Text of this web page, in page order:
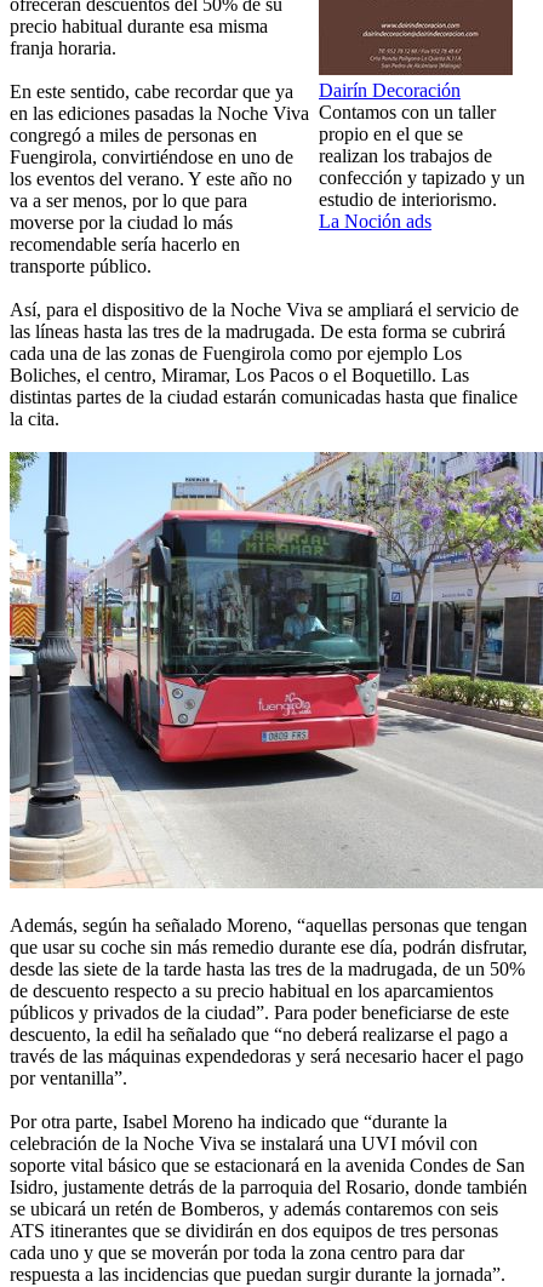
Dairín Decoración
Contamos con un taller
propio en el que se
realizan los trabajos de
confección y tapizado y un
estudio de interiorismo.
La Noción ads
ofrecerán descuentos del 50% de su
precio habitual durante esa misma
franja horaria.
En este sentido, cabe recordar que ya
en las ediciones pasadas la Noche Viva
congregó a miles de personas en
Fuengirola, convirtiéndose en uno de
los eventos del verano. Y este año no
va a ser menos, por lo que para
moverse por la ciudad lo más
recomendable sería hacerlo en
transporte público.
Así, para el dispositivo de la Noche Viva se ampliará el servicio de
las líneas hasta las tres de la madrugada. De esta forma se cubrirá
cada una de las zonas de Fuengirola como por ejemplo Los
Boliches, el centro, Miramar, Los Pacos o el Boquetillo. Las
distintas partes de la ciudad estarán comunicadas hasta que finalice
la cita.
Además, según ha señalado Moreno, “aquellas personas que tengan
que usar su coche sin más remedio durante ese día, podrán disfrutar,
desde las siete de la tarde hasta las tres de la madrugada, de un 50%
de descuento respecto a su precio habitual en los aparcamientos
públicos y privados de la ciudad”. Para poder beneficiarse de este
descuento, la edil ha señalado que “no deberá realizarse el pago a
través de las máquinas expendedoras y será necesario hacer el pago
por ventanilla”.
Por otra parte, Isabel Moreno ha indicado que “durante la
celebración de la Noche Viva se instalará una UVI móvil con
soporte vital básico que se estacionará en la avenida Condes de San
Isidro, justamente detrás de la parroquia del Rosario, donde también
se ubicará un retén de Bomberos, y además contaremos con seis
ATS itinerantes que se dividirán en dos equipos de tres personas
cada uno y que se moverán por toda la zona centro para dar
respuesta a las incidencias que puedan surgir durante la jornada”.